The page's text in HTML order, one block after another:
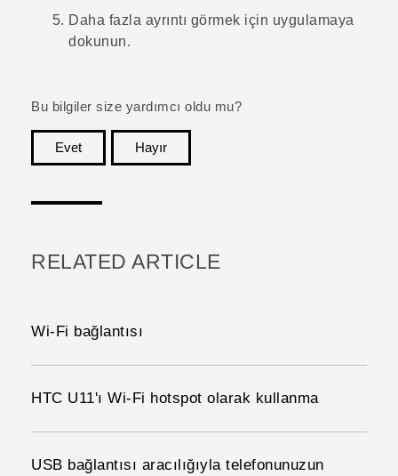
Daha fazla ayrıntı görmek için uygulamaya
dokunun.
Bu bilgiler size yardımcı oldu mu?
Evet
Hayır
RELATED ARTICLE
Wi‍-Fi bağlantısı
HTC U11'ı Wi‍-Fi hotspot olarak kullanma
USB bağlantısı aracılığıyla telefonunuzun